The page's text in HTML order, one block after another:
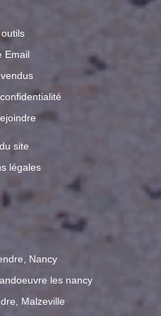
Email
site
légales
Nancy
les nancy
Malzeville